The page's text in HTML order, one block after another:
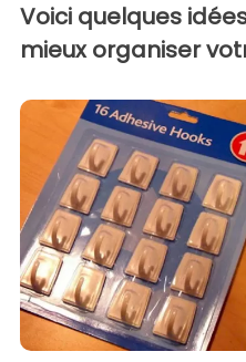
Voici quelques
mieux organiser